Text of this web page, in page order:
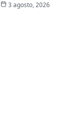
3 agosto, 2026